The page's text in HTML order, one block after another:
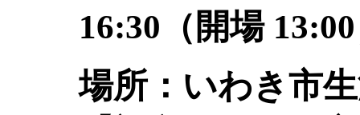
16:30（開場
場所：いわき市